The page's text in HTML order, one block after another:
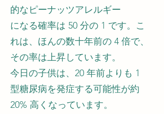
的なピーナッツアレルギー
になる確率は 50 分の 1 です。こ
れは、ほんの数十年前の 4 倍で、
その率は上昇しています。
今日の子供は、20 年前よりも 1
型糖尿病を発症する可能性が約
20% 高くなっています。